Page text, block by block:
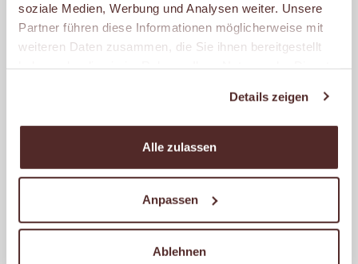
soziale Medien, Werbung und Analysen weiter. Unsere
Partner führen diese Informationen möglicherweise mit
weiteren Daten zusammen, die Sie ihnen bereitgestellt
Details zeigen
Alle zulassen
Anpassen
Ablehnen
Robergstr. 11
45889 Gelsenkirchen
Geöffnet
– schließt um 16:00 Uhr.
MALZERS BACKSTUBE IM
ÜCKENDORF
Ückendorfer Str. 37
45886 Gelsenkirchen
Geöffnet